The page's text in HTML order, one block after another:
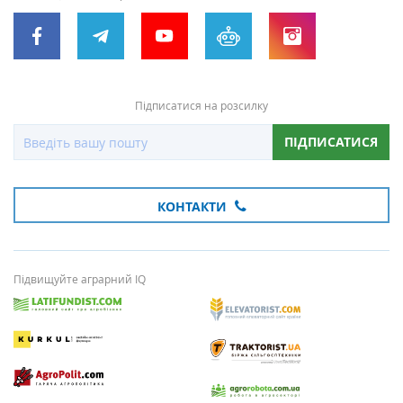
Підписатися на розсилку
ПІДПИСАТИСЯ
КОНТАКТИ
Підвищуйте аграрний IQ